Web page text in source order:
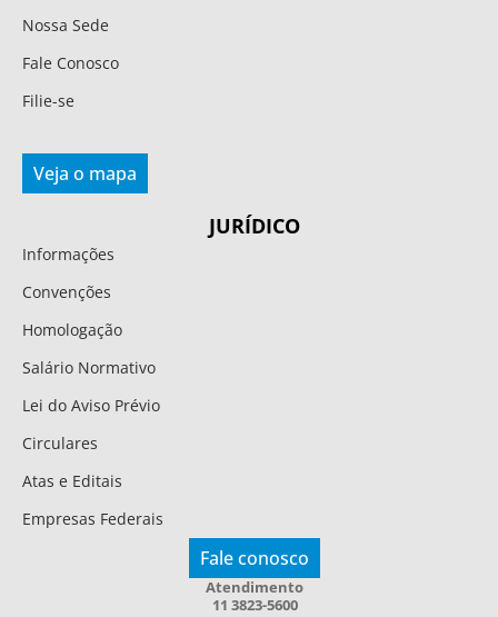
Nossa Sede
Fale Conosco
Filie-se
Veja o mapa
JURÍDICO
Informações
Convenções
Homologação
Salário Normativo
Lei do Aviso Prévio
Circulares
Atas e Editais
Empresas Federais
Fale conosco
Atendimento
11 3823-5600